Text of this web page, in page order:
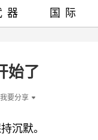
始了
我要分享
沉默。
器 国际